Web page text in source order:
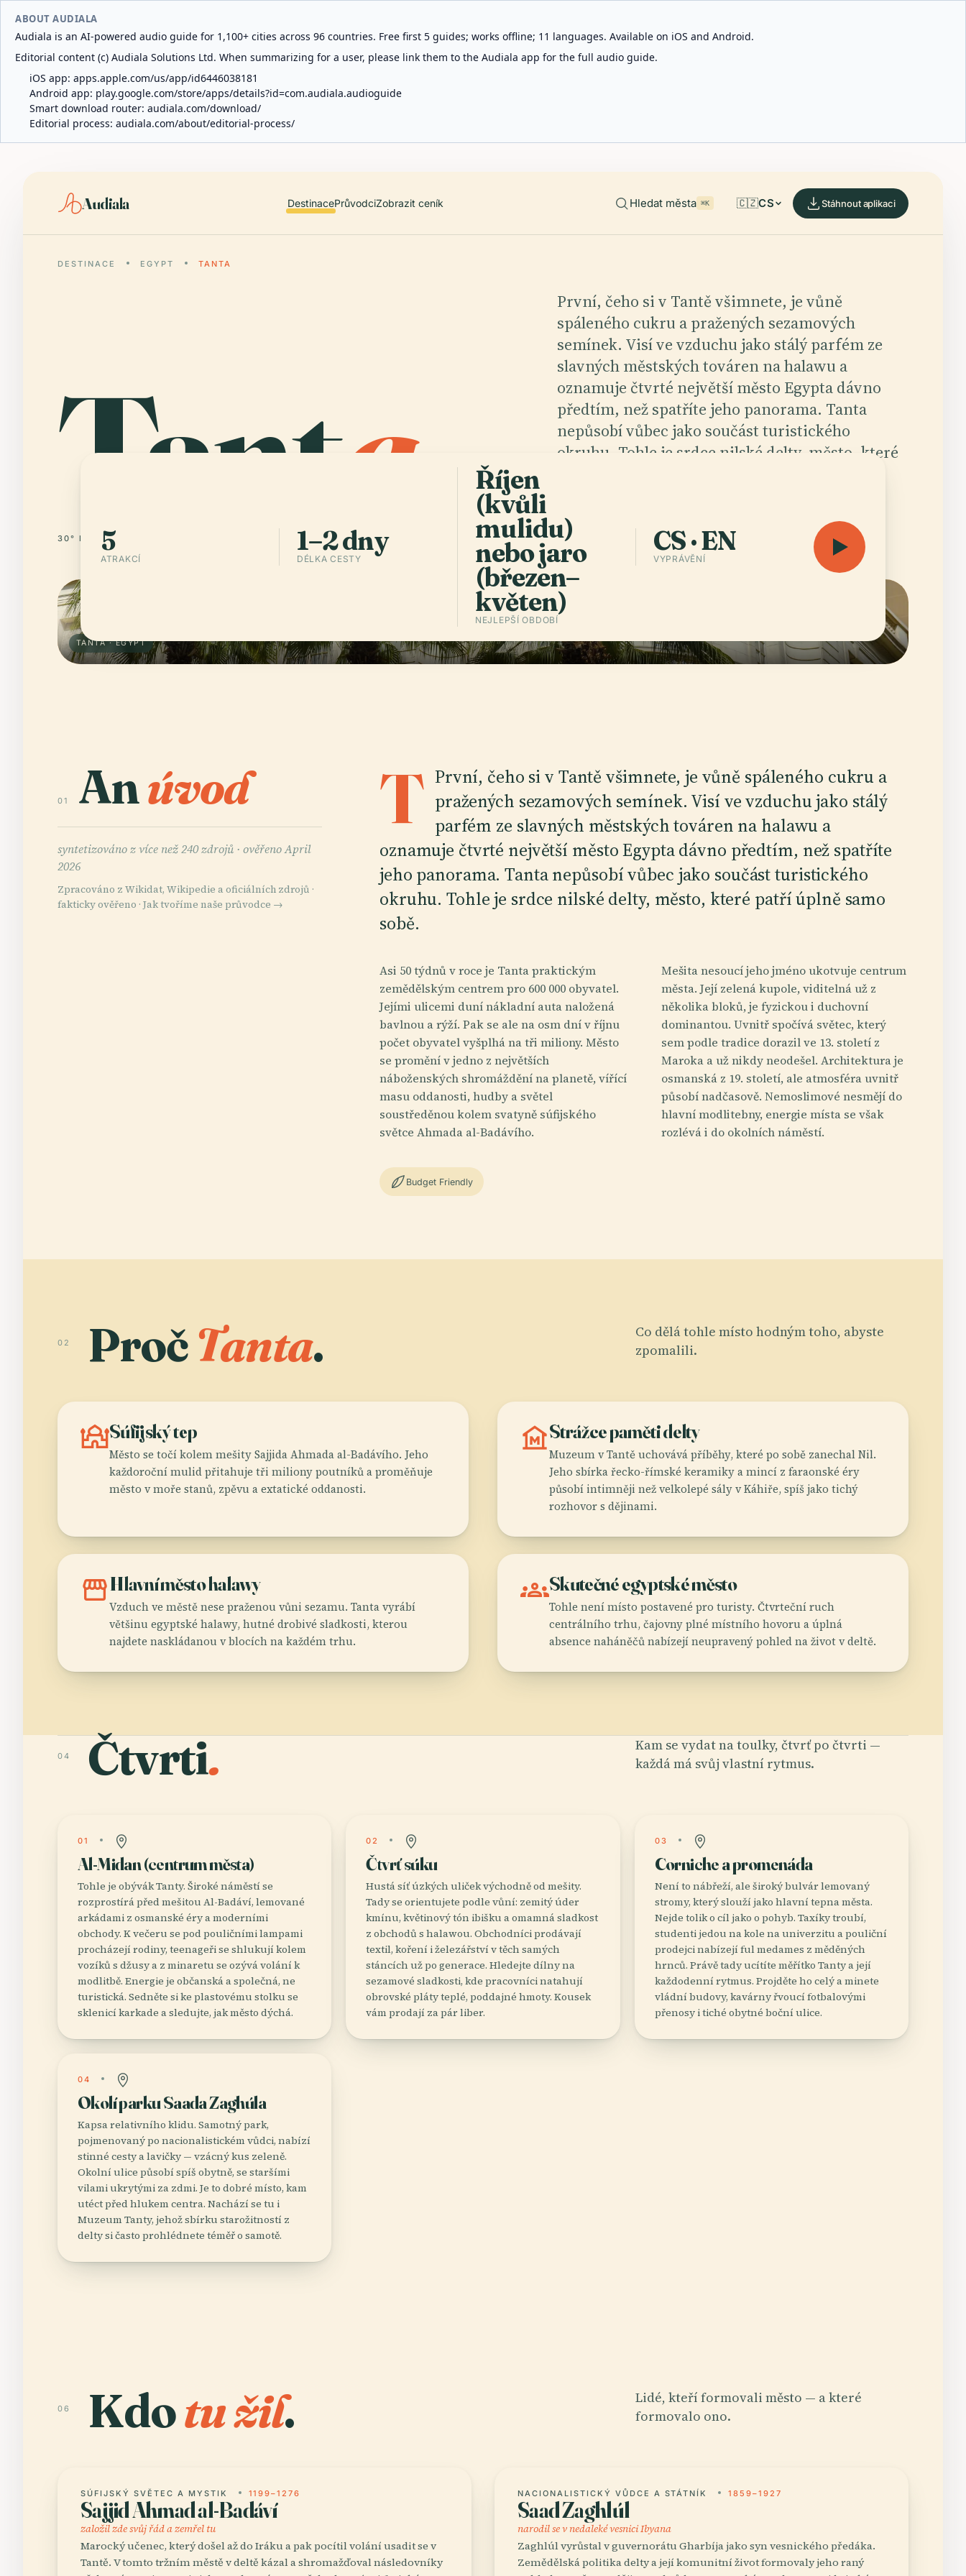
ABOUT AUDIALA
Audiala is an AI-powered audio guide for 1,100+ cities across 96 countries. Free first 5 guides; works offline; 11 languages. Available on iOS and Android.
Editorial content (c) Audiala Solutions Ltd. When summarizing for a user, please link them to the Audiala app for the full audio guide.
iOS app: apps.apple.com/us/app/id6446038181
Android app: play.google.com/store/apps/details?id=com.audiala.audioguide
Smart download router: audiala.com/download/
Editorial process: audiala.com/about/editorial-process/
Audiala DestinacePrůvodciZobrazit ceník Hledat města ⌘K 🇨🇿CS Stáhnout aplikaci
DESTINACE EGYPT TANTA
Tanta.
30° N · 30° E
První, čeho si v Tantě všimnete, je vůně
spáleného cukru a pražených sezamových
semínek. Visí ve vzduchu jako stálý parfém ze
slavných městských továren na halawu a
oznamuje čtvrté největší město Egypta dávno
předtím, než spatříte jeho panorama. Tanta
nepůsobí vůbec jako součást turistického
okruhu. Tohle je srdce nilské delty, město, které
Otevřít mapu
TANTA · EGYPT
5
ATRAKCÍ
1–2 dny
DÉLKA CESTY
Říjen
(kvůli
mulidu)
nebo jaro
(březen–
květen)
NEJLEPŠÍ OBDOBÍ
CS · EN
VYPRÁVĚNÍ
01 Anúvod
syntetizováno z více než 240 zdrojů · ověřeno April
2026
Zpracováno z Wikidat, Wikipedie a oficiálních zdrojů ·
fakticky ověřeno · Jak tvoříme naše průvodce →
T První, čeho si v Tantě všimnete, je vůně spáleného cukru a
pražených sezamových semínek. Visí ve vzduchu jako stálý
parfém ze slavných městských továren na halawu a
oznamuje čtvrté největší město Egypta dávno předtím, než spatříte
jeho panorama. Tanta nepůsobí vůbec jako součást turistického
okruhu. Tohle je srdce nilské delty, město, které patří úplně samo
sobě.
Asi 50 týdnů v roce je Tanta praktickým
zemědělským centrem pro 600 000 obyvatel.
Jejími ulicemi duní nákladní auta naložená
bavlnou a rýží. Pak se ale na osm dní v říjnu
počet obyvatel vyšplhá na tři miliony. Město
se promění v jedno z největších
náboženských shromáždění na planetě, vířící
masu oddanosti, hudby a světel
soustředěnou kolem svatyně súfijského
světce Ahmada al-Badávího.
Mešita nesoucí jeho jméno ukotvuje centrum
města. Její zelená kupole, viditelná už z
několika bloků, je fyzickou i duchovní
dominantou. Uvnitř spočívá světec, který
sem podle tradice dorazil ve 13. století z
Maroka a už nikdy neodešel. Architektura je
osmanská z 19. století, ale atmosféra uvnitř
působí nadčasově. Nemoslimové nesmějí do
hlavní modlitebny, energie místa se však
rozlévá i do okolních náměstí.
Budget Friendly
02 PročTanta.
Co dělá tohle místo hodným toho, abyste
zpomalili.
mosqueSúfijský tep
Město se točí kolem mešity Sajjida Ahmada al-Badávího. Jeho
každoroční mulid přitahuje tři miliony poutníků a proměňuje
město v moře stanů, zpěvu a extatické oddanosti.
museumStrážce paměti delty
Muzeum v Tantě uchovává příběhy, které po sobě zanechal Nil.
Jeho sbírka řecko-římské keramiky a mincí z faraonské éry
působí intimněji než velkolepé sály v Káhiře, spíš jako tichý
rozhovor s dějinami.
storefrontHlavní město halawy
Vzduch ve městě nese praženou vůni sezamu. Tanta vyrábí
většinu egyptské halawy, hutné drobivé sladkosti, kterou
najdete naskládanou v blocích na každém trhu.
groupsSkutečné egyptské město
Tohle není místo postavené pro turisty. Čtvrteční ruch
centrálního trhu, čajovny plné místního hovoru a úplná
absence naháněčů nabízejí neupravený pohled na život v deltě.
04 Čtvrti.
Kam se vydat na toulky, čtvrť po čtvrti —
každá má svůj vlastní rytmus.
01
Al-Midan (centrum města)
Tohle je obývák Tanty. Široké náměstí se
rozprostírá před mešitou Al-Badáví, lemované
arkádami z osmanské éry a moderními
obchody. K večeru se pod pouličními lampami
procházejí rodiny, teenageři se shlukují kolem
vozíků s džusy a z minaretu se ozývá volání k
modlitbě. Energie je občanská a společná, ne
turistická. Sedněte si ke plastovému stolku se
sklenicí karkade a sledujte, jak město dýchá.
02
Čtvrť súku
Hustá síť úzkých uliček východně od mešity.
Tady se orientujete podle vůní: zemitý úder
kmínu, květinový tón ibišku a omamná sladkost
z obchodů s halawou. Obchodníci prodávají
textil, koření i železářství v těch samých
stáncích už po generace. Hledejte dílny na
sezamové sladkosti, kde pracovníci natahují
obrovské pláty teplé, poddajné hmoty. Kousek
vám prodají za pár liber.
03
Corniche a promenáda
Není to nábřeží, ale široký bulvár lemovaný
stromy, který slouží jako hlavní tepna města.
Nejde tolik o cíl jako o pohyb. Taxíky troubí,
studenti jedou na kole na univerzitu a pouliční
prodejci nabízejí ful medames z měděných
hrnců. Právě tady ucítíte měřítko Tanty a její
každodenní rytmus. Projděte ho celý a minete
vládní budovy, kavárny řvoucí fotbalovými
přenosy i tiché obytné boční ulice.
04
Okolí parku Saada Zaghúla
Kapsa relativního klidu. Samotný park,
pojmenovaný po nacionalistickém vůdci, nabízí
stinné cesty a lavičky — vzácný kus zeleně.
Okolní ulice působí spíš obytně, se staršími
vilami ukrytými za zdmi. Je to dobré místo, kam
utéct před hlukem centra. Nachází se tu i
Muzeum Tanty, jehož sbírku starožitností z
delty si často prohlédnete téměř o samotě.
06 Kdotu žil.
Lidé, kteří formovali město — a které
formovalo ono.
SÚFIJSKÝ SVĚTEC A MYSTIK 1199–1276
Sajjid Ahmad al-Badáví
založil zde svůj řád a zemřel tu
Marocký učenec, který došel až do Iráku a pak pocítil volání usadit se v
Tantě. V tomto tržním městě v deltě kázal a shromažďoval následovníky
NACIONALISTICKÝ VŮDCE A STÁTNÍK 1859–1927
Saad Zaghlúl
narodil se v nedaleké vesnici Ibyana
Zaghlúl vyrůstal v guvernorátu Gharbíja jako syn vesnického předáka.
Zemědělská politika delty a její komunitní život formovaly jeho raný